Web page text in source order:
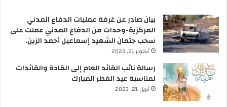
بيان صادر عن غرفة عمليات الدفاع المدني
المركزية-وحدات من الدفاع المدني عملت على
سحب جثمان الشهيد إسماعيل أحمد الزين.
أكتوبر 21, 2023
رسالة نائب القائد العام إلى القادة والقائدات
لمناسبة عيد الفطر المبارك
أبريل 21, 2023